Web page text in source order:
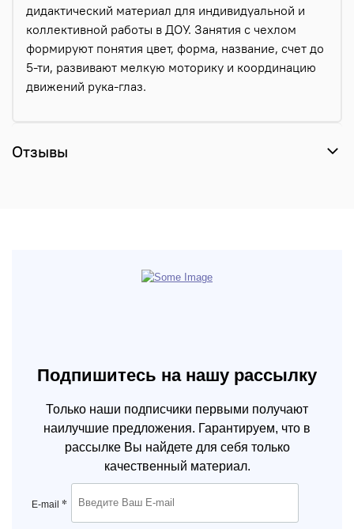
дидактический материал для индивидуальной и
коллективной работы в ДОУ. Занятия с чехлом
формируют понятия цвет, форма, название, счет до
5-ти, развивают мелкую моторику и координацию
движений рука-глаз.
Отзывы
Подпишитесь на нашу рассылку
Только наши подписчики первыми получают
наилучшие предложения. Гарантируем, что в
рассылке Вы найдете для себя только
качественный материал.
E-mail *